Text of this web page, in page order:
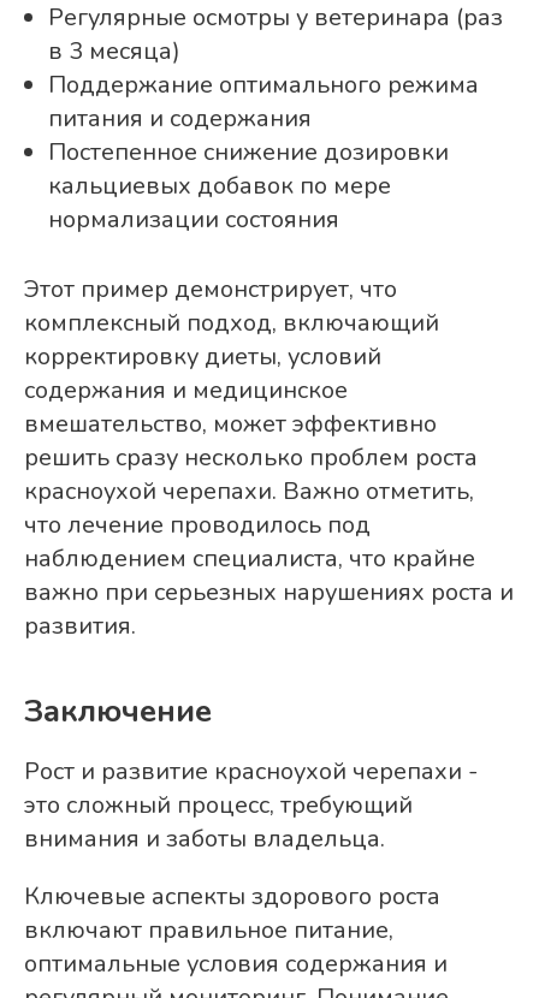
Регулярные осмотры у ветеринара (раз
в 3 месяца)
Поддержание оптимального режима
питания и содержания
Постепенное снижение дозировки
кальциевых добавок по мере
нормализации состояния
Этот пример демонстрирует, что
комплексный подход, включающий
корректировку диеты, условий
содержания и медицинское
вмешательство, может эффективно
решить сразу несколько проблем роста
красноухой черепахи. Важно отметить,
что лечение проводилось под
наблюдением специалиста, что крайне
важно при серьезных нарушениях роста и
развития.
Заключение
Рост и развитие красноухой черепахи -
это сложный процесс, требующий
внимания и заботы владельца.
Ключевые аспекты здорового роста
включают правильное питание,
оптимальные условия содержания и